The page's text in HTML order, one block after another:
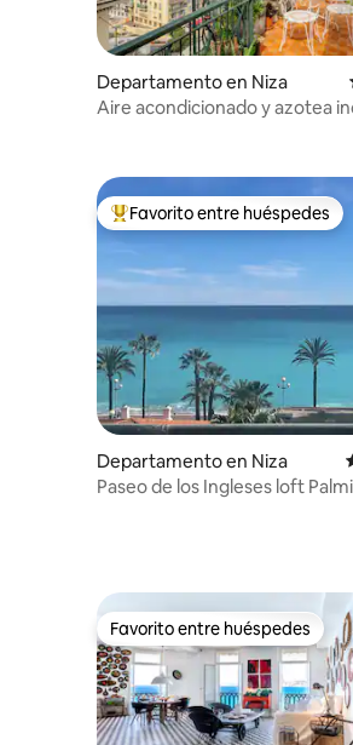
Departamento en Niza
Aire acondicionado y azotea
De los mejores en Favorito
Favorito entre huéspedes
Departamento en Niza
Paseo de los Ingleses loft
Favorito entre huéspedes
Favorito entre huéspedes